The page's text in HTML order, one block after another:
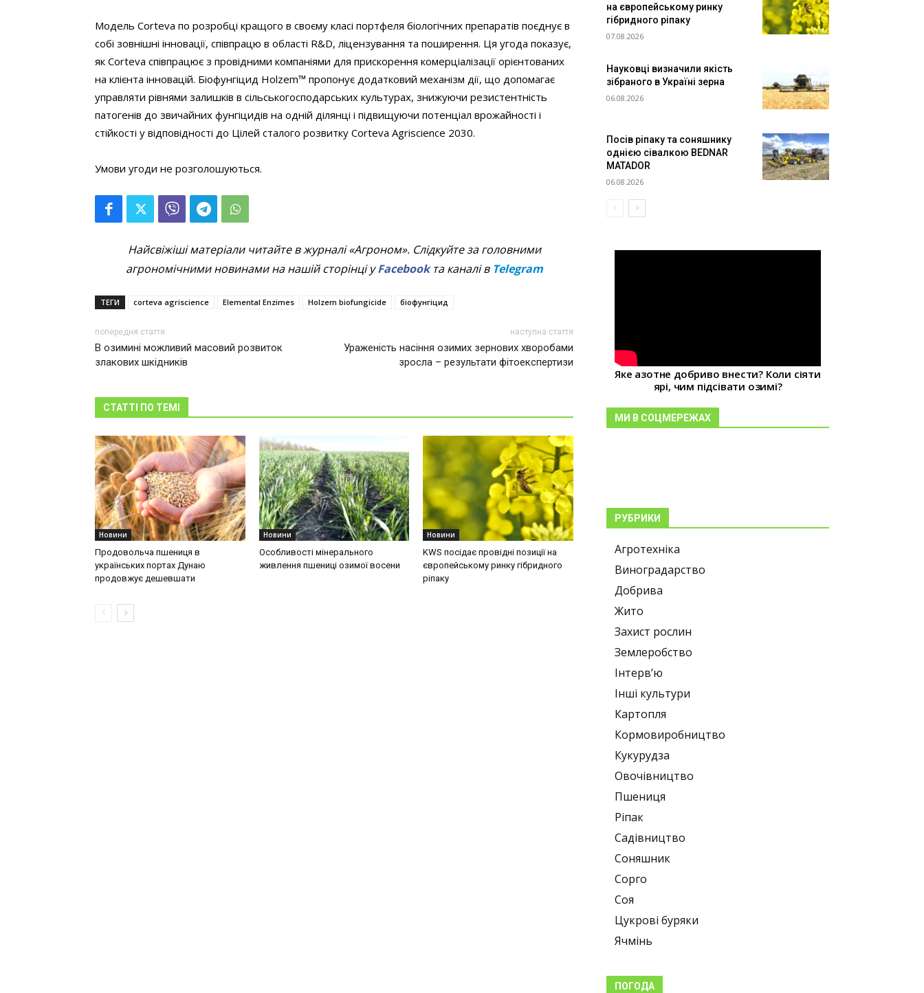
Модель Corteva по розробці кращого в своєму класі портфеля біологічних препаратів поєднує в
собі зовнішні інновації, співпрацю в області R&D, ліцензування та поширення. Ця угода показує,
як Corteva співпрацює з провідними компаніями для прискорення комерціалізації орієнтованих
на клієнта інновацій. Біофунгіцид Holzem™ пропонує додатковий механізм дії, що допомагає
управляти рівнями залишків в сільськогосподарських культурах, знижуючи резистентність
патогенів до звичайних фунгіцидів на одній ділянці і підвищуючи потенціал врожайності і
стійкості у відповідності до Цілей сталого розвитку Corteva Agriscience 2030.
Умови угоди не розголошуються.
Найсвіжіші матеріали читайте в журналі «Агроном». Слідкуйте за головними
агрономічними новинами на нашій сторінці уFacebookта каналі в Telegram
ТЕГИ corteva agriscience Elemental Enzimes Holzem biofungicide біофунгіцид
попередня стаття
В озимині можливий масовий розвиток
злакових шкідників
наступна стаття
Ураженість насіння озимих зернових хворобами
зросла – результати фітоекспертизи
СТАТТІ ПО ТЕМІ
Новини
Продовольча пшениця в
українських портах Дунаю
продовжує дешевшати
Новини
Особливості мінерального
живлення пшениці озимої восени
Новини
KWS посідає провідні позиції на
європейському ринку гібридного
ріпаку
на європейському ринку
гібридного ріпаку
07.08.2026
Науковці визначили якість
зібраного в Україні зерна
06.08.2026
Посів ріпаку та соняшнику
однією сівалкою BEDNAR
MATADOR
06.08.2026
Яке азотне добриво внести? Коли сіяти
ярі, чим підсівати озимі?
МИ В СОЦМЕРЕЖАХ
РУБРИКИ
Агротехніка
Виноградарство
Добрива
Жито
Захист рослин
Землеробство
Інтерв’ю
Інші культури
Картопля
Кормовиробництво
Кукурудза
Овочівництво
Пшениця
Ріпак
Садівництво
Соняшник
Сорго
Соя
Цукрові буряки
Ячмінь
ПОГОДА